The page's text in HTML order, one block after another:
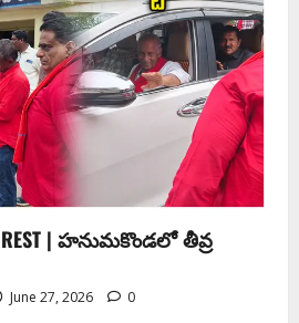
| హనుమకొండలో తీవ్ర
June 27, 2026 0